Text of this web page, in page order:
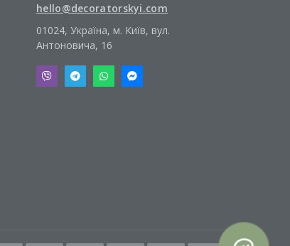
hello@decoratorskyi.com
01024, Україна, м. Київ, вул.
Антоновича, 16